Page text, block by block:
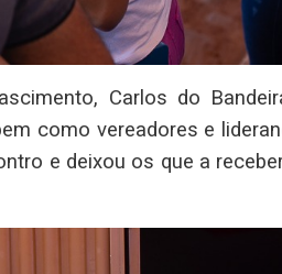
Carlos do
como vereadores e
e deixou os que a